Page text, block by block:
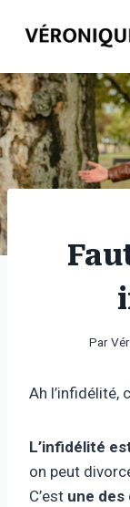
Par
Ah l’infidélité,
L’infidélité
on peut
C’est une des